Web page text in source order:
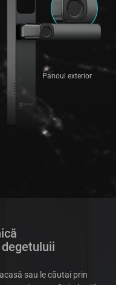
Panoul exterior
sau le căutai prin